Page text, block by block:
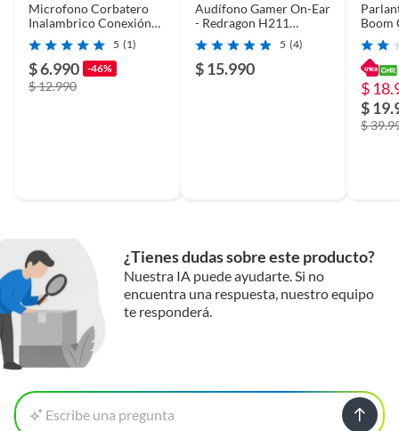
Microfono Corbatero
Inalambrico Conexión
Tipo-C
5 (1)
$ 6.990 -46%
$ 12.990
Audífono Gamer On-Ear
- Redragon H211
Cronus RGB - 3.5 mm -
Negro
5 (4)
$ 15.990
Boom
IPX5
$
$
$
¿Tienes dudas sobre este producto?
Nuestra IA puede ayudarte. Si no
encuentra una respuesta, nuestro equipo
te responderá.
Escribe una pregunta